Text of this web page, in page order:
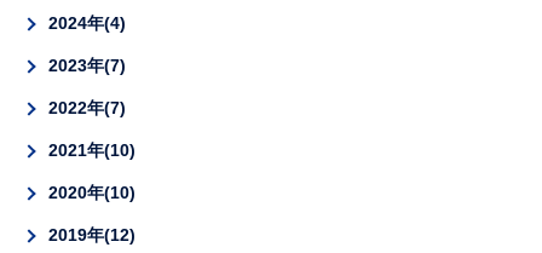
2024年 4
2023年 7
2022年 7
2021年 10
2020年 10
2019年 12